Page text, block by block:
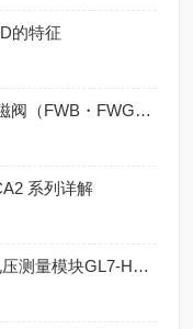
的特征
日本 CKD 水用直动式 2・3 通电磁阀（FWB・FWG・GFWB・GFWG 系列）全解析
系列详解
GL7-HVGRAPHTEC图技2通道电压测量模块GL7-HV的核心技术